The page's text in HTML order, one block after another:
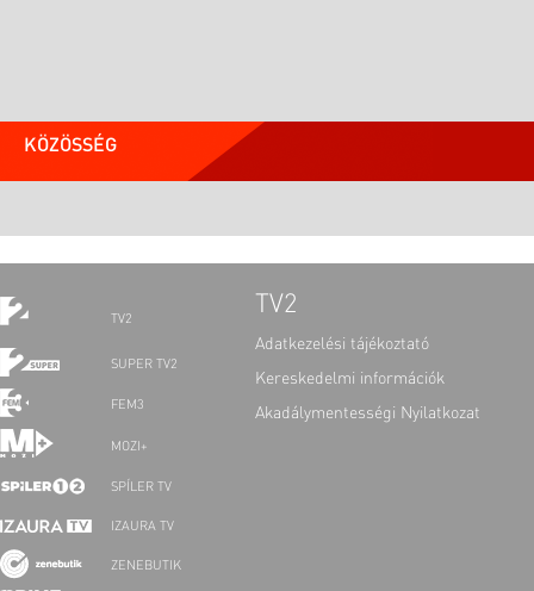
KÖZÖSSÉG
TV2
SUPER TV2
FEM3
MOZI+
SPÍLER TV
IZAURA TV
ZENEBUTIK
TV2
Adatkezelési tájékoztató
Kereskedelmi információk
Akadálymentességi Nyilatkozat